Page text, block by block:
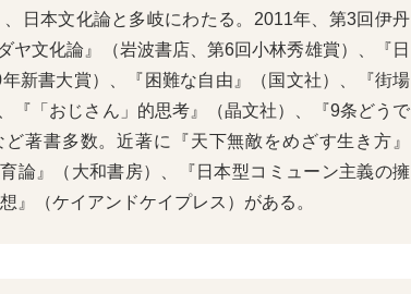
日本文化論と多岐にわたる。2011年、第3回伊丹
ヤ文化論』（岩波書店、第6回小林秀雄賞）、『日
新書大賞）、『困難な自由』（国文社）、『街場
『「おじさん」的思考』（晶文社）、『9条どうで
著書多数。近著に『天下無敵をめざす生き方』
論』（大和書房）、『日本型コミューン主義の擁
』（ケイアンドケイプレス）がある。